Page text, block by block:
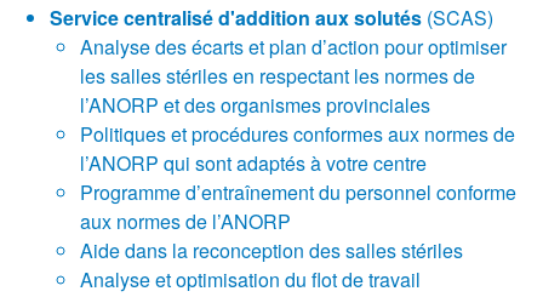
Service centralisé d'addition aux solutés (SCAS)
Analyse des écarts et plan d’action pour optimiser
les salles stériles en respectant les normes de
l’ANORP et des organismes provinciales
Politiques et procédures conformes aux normes de
l’ANORP qui sont adaptés à votre centre
Programme d’entraînement du personnel conforme
aux normes de l’ANORP
Aide dans la reconception des salles stériles
Analyse et optimisation du flot de travail